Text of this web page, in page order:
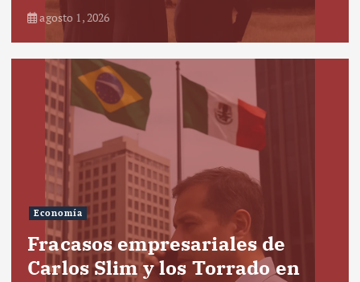
agosto 1, 2026
Economía
Fracasos empresariales de
Carlos Slim y los Torrado en